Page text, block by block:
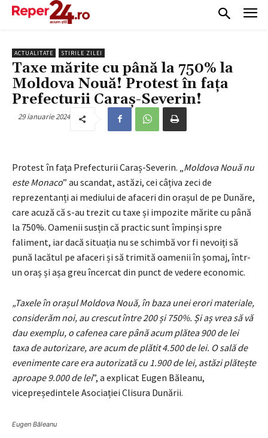
ACTUALITATE STIRILE ZILEI
Taxe mărite cu până la 750% la
Moldova Nouă! Protest în fața
Prefecturii Caraș-Severin!
29 ianuarie 2024
Protest în fața Prefecturii Caraș-Severin. „ Moldova Nouă nu
este Monaco” au scandat, astăzi, cei câțiva zeci de
reprezentanți ai mediului de afaceri din orașul de pe Dunăre,
care acuză că s-au trezit cu taxe și impozite mărite cu până
la 750%. Oamenii susțin că practic sunt împinși spre
faliment, iar dacă situația nu se schimbă vor fi nevoiți să
pună lacătul pe afaceri și să trimită oamenii în șomaj, într-
un oraș și așa greu încercat din punct de vedere economic.
„Taxele în orașul Moldova Nouă, în baza unei erori materiale,
considerăm noi, au crescut între 200 și 750%. Și aș vrea să vă
dau exemplu, o cafenea care până acum plătea 900 de lei
taxa de autorizare, are acum de plătit 4.500 de lei. O sală de
evenimente care era autorizată cu 1.900 de lei, astăzi plătește
aproape 9.000 de lei”, a explicat Eugen Băleanu,
vicepreședintele Asociației Clisura Dunării.
Eugen Băleanu